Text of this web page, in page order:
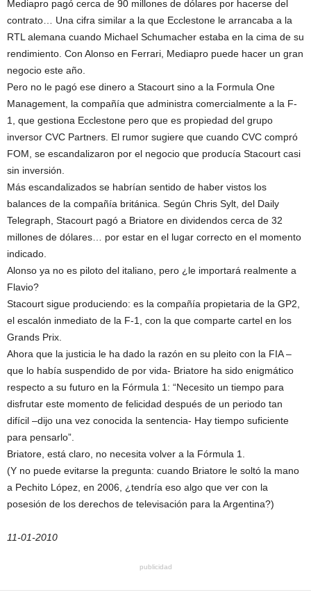
Mediapro pagó cerca de 90 millones de dólares por hacerse del
contrato… Una cifra similar a la que Ecclestone le arrancaba a la
RTL alemana cuando Michael Schumacher estaba en la cima de su
rendimiento. Con Alonso en Ferrari, Mediapro puede hacer un gran
negocio este año.
Pero no le pagó ese dinero a Stacourt sino a la Formula One
Management, la compañía que administra comercialmente a la F-
1, que gestiona Ecclestone pero que es propiedad del grupo
inversor CVC Partners. El rumor sugiere que cuando CVC compró
FOM, se escandalizaron por el negocio que producía Stacourt casi
sin inversión.
Más escandalizados se habrían sentido de haber vistos los
balances de la compañía británica. Según Chris Sylt, del Daily
Telegraph, Stacourt pagó a Briatore en dividendos cerca de 32
millones de dólares… por estar en el lugar correcto en el momento
indicado.
Alonso ya no es piloto del italiano, pero ¿le importará realmente a
Flavio?
Stacourt sigue produciendo: es la compañía propietaria de la GP2,
el escalón inmediato de la F-1, con la que comparte cartel en los
Grands Prix.
Ahora que la justicia le ha dado la razón en su pleito con la FIA –
que lo había suspendido de por vida- Briatore ha sido enigmático
respecto a su futuro en la Fórmula 1: “Necesito un tiempo para
disfrutar este momento de felicidad después de un periodo tan
difícil –dijo una vez conocida la sentencia- Hay tiempo suficiente
para pensarlo”.
Briatore, está claro, no necesita volver a la Fórmula 1.
(Y no puede evitarse la pregunta: cuando Briatore le soltó la mano
a Pechito López, en 2006, ¿tendría eso algo que ver con la
posesión de los derechos de televisación para la Argentina?)
11-01-2010
publicidad